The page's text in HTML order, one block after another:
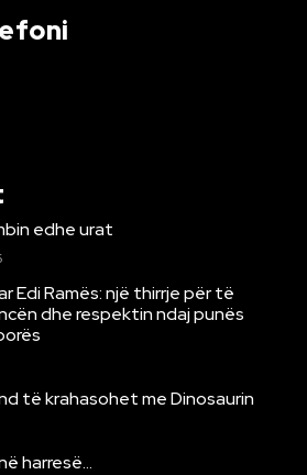
edhe urat
Edi Ramës: një thirrje për të
dhe respektin ndaj punës
të krahasohet me Dinosaurin
harresë…